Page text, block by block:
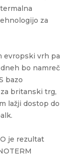
za
evropski vrh pa
bo namreč
bazo
britanski trg,
lažji dostop do
je rezultat